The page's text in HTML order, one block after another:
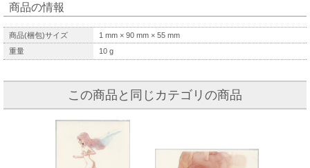
商品の情報
商品(梱包)サイズ 1 mm × 90 mm × 55 mm
重量
10 g
この商品と同じカテゴリの商品